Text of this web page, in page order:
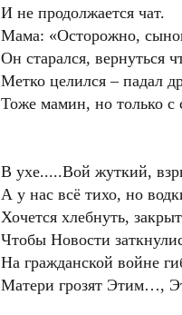
И не продолжается чат.
Мама: «Осторожно,
Он старался, вернуться
Метко целился – падал
Тоже мамин, но только с
В ухе.....Вой жуткий,
А у нас всё тихо, но
Хочется хлебнуть,
Чтобы Новости
На гражданской войне
Матери грозят Этим…,